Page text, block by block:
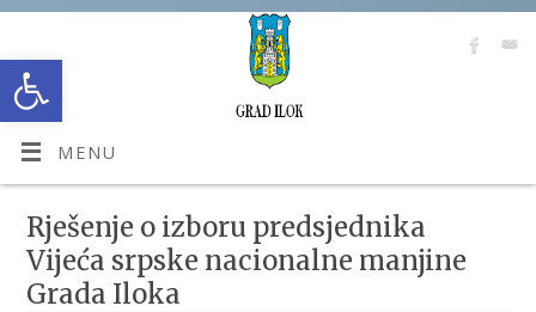
Open toolbar
MENU
Rješenje o izboru predsjednika
Vijeća srpske nacionalne manjine
Grada Iloka